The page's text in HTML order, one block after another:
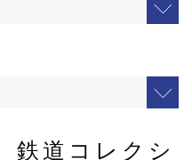
鉄道コレクシ